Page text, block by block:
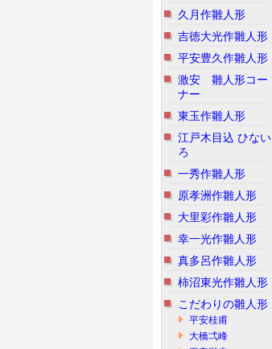
久月作雛人形
吉徳大光作雛人形
平安豊久作雛人形
激安 雛人形コー
ナー
東玉作雛人形
江戸木目込 ひない
ろ
一秀作雛人形
原孝洲作雛人形
大里彩作雛人形
幸一光作雛人形
真多呂作雛人形
柿沼東光作雛人形
こだわりの雛人形
平安桂甫
大橋弌峰